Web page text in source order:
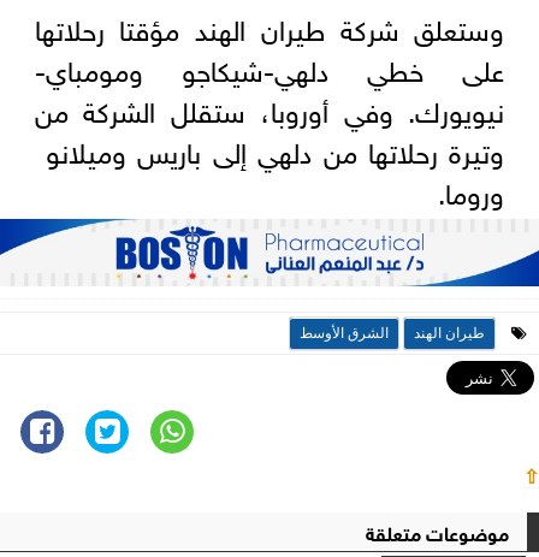
وستعلق شركة طيران الهند مؤقتا رحلاتها
على خطي دلهي-شيكاجو ومومباي-
نيويورك. وفي أوروبا، ستقلل الشركة من
وتيرة رحلاتها من دلهي ​إلى باريس وميلانو ​
وروما.
طيران الهند الشرق الأوسط
⇧
موضوعات متعلقة